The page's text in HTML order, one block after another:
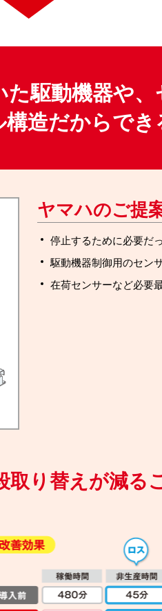
駆動機器や、
造だからでき
ヤマハのご提
停止するために必要だ
駆動機器制御用のセン
在荷センサーなど必要
取り替えが減る